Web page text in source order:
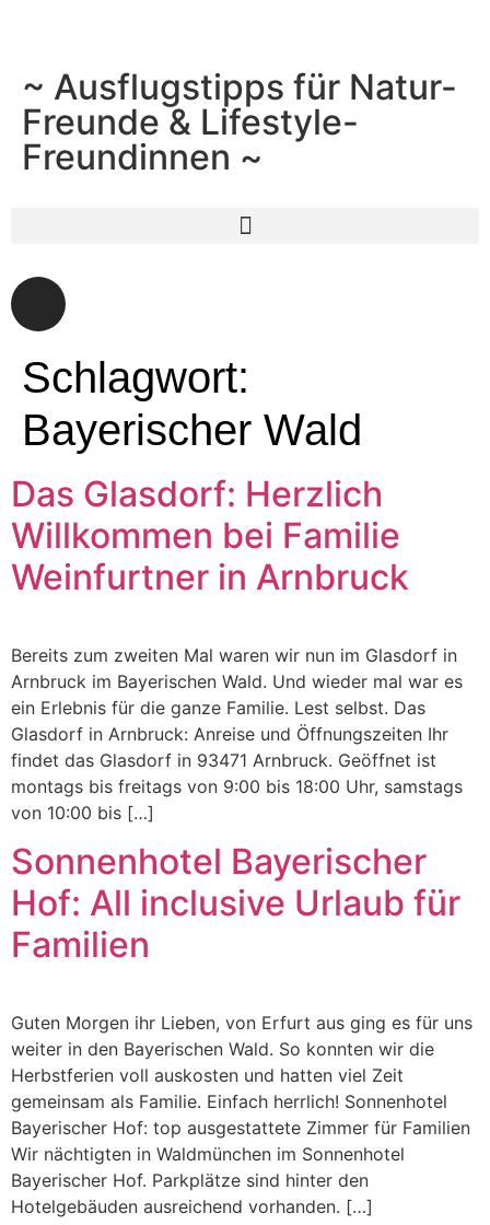
~ Ausflugstipps für Natur-
Freunde & Lifestyle-
Freundinnen ~
Schlagwort:
Bayerischer Wald
Das Glasdorf: Herzlich
Willkommen bei Familie
Weinfurtner in Arnbruck
Bereits zum zweiten Mal waren wir nun im Glasdorf in
Arnbruck im Bayerischen Wald. Und wieder mal war es
ein Erlebnis für die ganze Familie. Lest selbst. Das
Glasdorf in Arnbruck: Anreise und Öffnungszeiten Ihr
findet das Glasdorf in 93471 Arnbruck. Geöffnet ist
montags bis freitags von 9:00 bis 18:00 Uhr, samstags
von 10:00 bis […]
Sonnenhotel Bayerischer
Hof: All inclusive Urlaub für
Familien
Guten Morgen ihr Lieben, von Erfurt aus ging es für uns
weiter in den Bayerischen Wald. So konnten wir die
Herbstferien voll auskosten und hatten viel Zeit
gemeinsam als Familie. Einfach herrlich! Sonnenhotel
Bayerischer Hof: top ausgestattete Zimmer für Familien
Wir nächtigten in Waldmünchen im Sonnenhotel
Bayerischer Hof. Parkplätze sind hinter den
Hotelgebäuden ausreichend vorhanden. […]